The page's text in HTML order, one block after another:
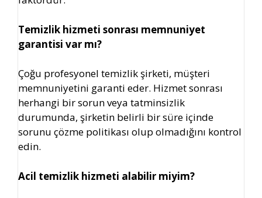
Temizlik hizmeti sonrası memnuniyet
garantisi var mı?
Çoğu profesyonel temizlik şirketi, müşteri
memnuniyetini garanti eder. Hizmet sonrası
herhangi bir sorun veya tatminsizlik
durumunda, şirketin belirli bir süre içinde
sorunu çözme politikası olup olmadığını kontrol
edin.
Acil temizlik hizmeti alabilir miyim?